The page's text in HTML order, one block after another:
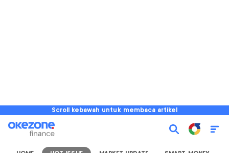
Scroll kebawah untuk membaca artikel